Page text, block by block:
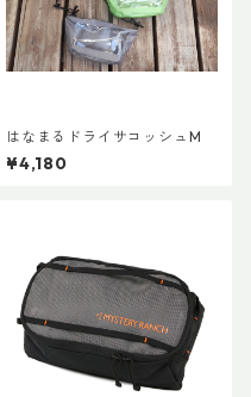
はなまるドライサコッシュM
¥4,180